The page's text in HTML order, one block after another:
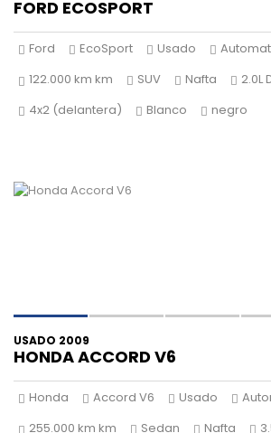
FORD ECOSPORT
Ford EcoSport Usado
122.000 km km
SUV Nafta
2.0L
4x2 (delantera)
Blanco negro
USADO 2009
HONDA ACCORD V6
Honda Accord V6 Usado
255.000 km km
Sedan Nafta